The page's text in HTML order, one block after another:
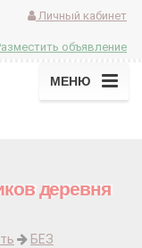
Личный кабинет
объявление
МЕНЮ
деревня
БЕЗ